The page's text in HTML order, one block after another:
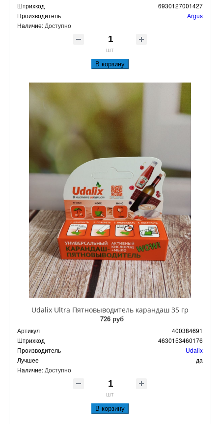
Штрихкод
6930127001427
Производитель
Argus
Наличие: Доступно
шт
В корзину
Udalix Ultra Пятновыводитель карандаш 35 гр
726 руб
Артикул
400384691
Штрихкод
4630153460176
Производитель
Udalix
Лучшее
да
Наличие: Доступно
шт
В корзину